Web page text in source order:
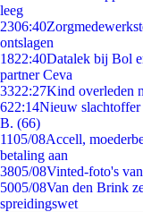
leeg
2306:40
ontslagen
1822:40Datalek bij Bol
partner Ceva
3322:27Kind overleden
622:14Nieuw slachtoffer
B. (66)
1105/08Accell,
betaling aan
3805/08Vinted-foto's
5005/08Van den Brink
spreidingswet